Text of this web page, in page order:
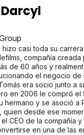
hizo casi toda su
compañía creada
de 60 años y
el negocio de
era socio junto a
en 2006 le compró el
hermano y se asoció a
quien desde ese
CEO de la compañía
en una de las